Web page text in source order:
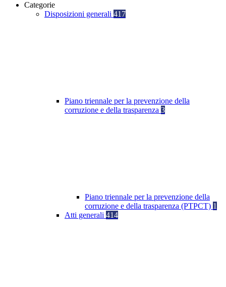
Categorie
Disposizioni generali 417
Piano triennale per la prevenzione della
corruzione e della trasparenza 3
Piano triennale per la prevenzione della
corruzione e della trasparenza (PTPCT) 1
Atti generali 414